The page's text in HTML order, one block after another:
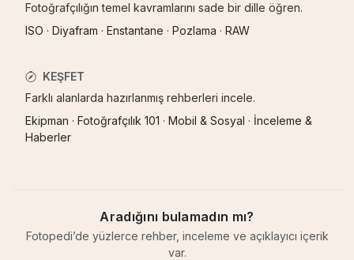
Fotoğrafçılığın temel kavramlarını sade bir dille öğren.
ISO · Diyafram · Enstantane · Pozlama · RAW
KEŞFET
Farklı alanlarda hazırlanmış rehberleri incele.
Ekipman · Fotoğrafçılık 101 · Mobil & Sosyal · İnceleme &
Haberler
Aradığını bulamadın mı?
Fotopedi’de yüzlerce rehber, inceleme ve açıklayıcı içerik
var.